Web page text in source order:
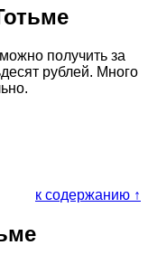
получить за
рублей. Много
к содержанию ↑